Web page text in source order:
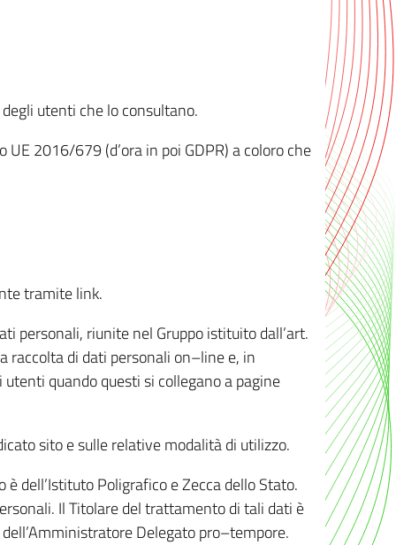
utenti che lo consultano.
2016/679 (d’ora in poi GDPR) a coloro che
tramite link.
personali, riunite nel Gruppo istituito dall’art.
di dati personali on–line e, in
quando questi si collegano a pagine
sito e sulle relative modalità di utilizzo.
dell’Istituto Poligrafico e Zecca dello Stato.
Il Titolare del trattamento di tali dati è
Delegato pro–tempore.